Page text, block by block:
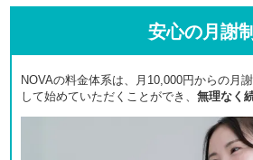
安心の月謝制
NOVAの料金体系は、月10,000円からの月
して始めていただくことができ、 無理なく